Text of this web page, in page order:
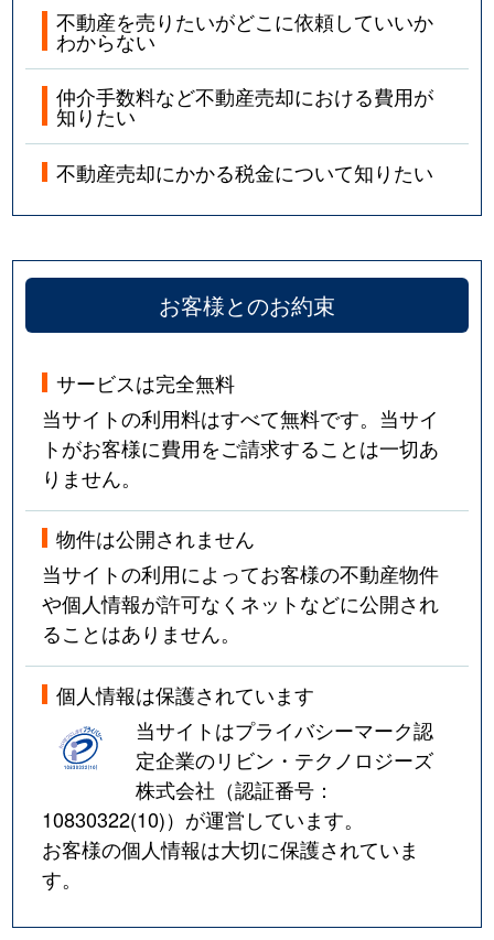
不動産を売りたいがどこに依頼していいか
わからない
仲介手数料など不動産売却における費用が
知りたい
不動産売却にかかる税金について知りたい
お客様とのお約束
サービスは完全無料
当サイトの利用料はすべて無料です。当サイ
トがお客様に費用をご請求することは一切あ
りません。
物件は公開されません
当サイトの利用によってお客様の不動産物件
や個人情報が許可なくネットなどに公開され
ることはありません。
個人情報は保護されています
当サイトはプライバシーマーク認
定企業のリビン・テクノロジーズ
株式会社（認証番号：
10830322(10)）が運営しています。
お客様の個人情報は大切に保護されていま
す。